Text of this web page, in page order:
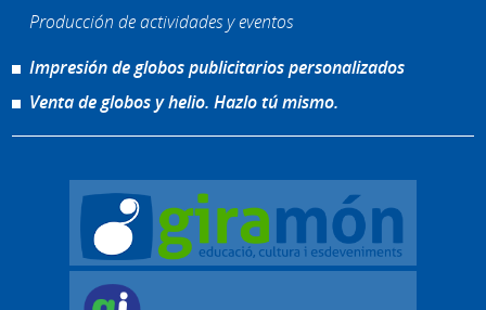
Producción de actividades y eventos
Impresión de globos publicitarios personalizados
Venta de globos y helio. Hazlo tú mismo.